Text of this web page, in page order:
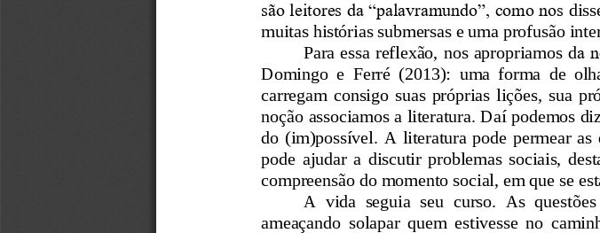
são leitores da “palavramundo”, como nos
muitas histórias submersas e uma profusão
Para essa reflexão, nos apropriamos da
Domingo  e  Ferré  (2013):  uma  forma  de
carregam  consigo  suas  próprias  lições,  sua
noção associamos a literatura. Daí podemos
do (im)possível. A literatura pode permear as
pode  ajudar  a  discutir  problemas  sociais,
compreensão do momento social, em que se
A  vida  seguia  seu curso.  As
ameaçando  solapar  quem  estivesse  no